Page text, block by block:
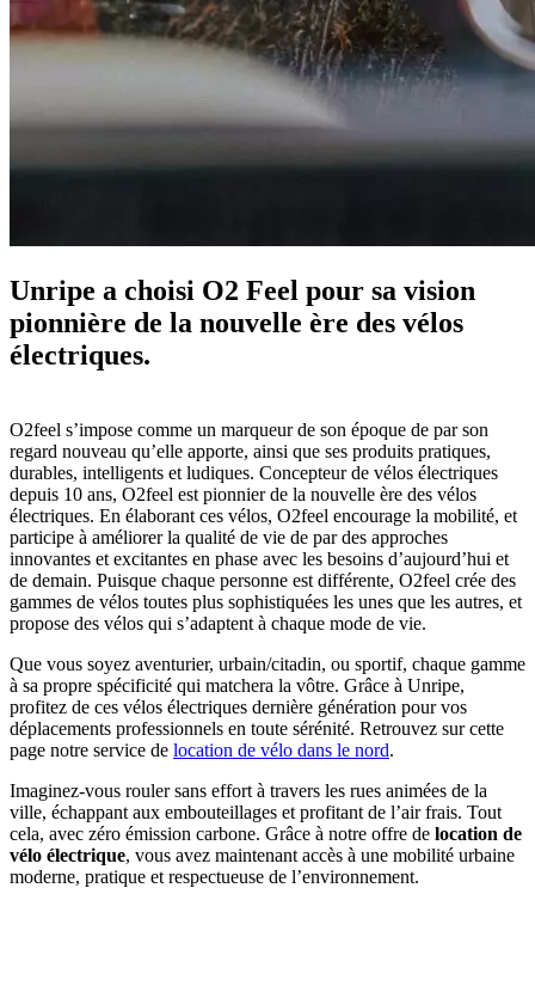
Unripe a choisi O2 Feel pour sa vision
pionnière de la nouvelle ère des vélos
électriques.
O2feel s’impose comme un marqueur de son époque de par son
regard nouveau qu’elle apporte, ainsi que ses produits pratiques,
durables, intelligents et ludiques. Concepteur de vélos électriques
depuis 10 ans, O2feel est pionnier de la nouvelle ère des vélos
électriques. En élaborant ces vélos, O2feel encourage la mobilité, et
participe à améliorer la qualité de vie de par des approches
innovantes et excitantes en phase avec les besoins d’aujourd’hui et
de demain. Puisque chaque personne est différente, O2feel crée des
gammes de vélos toutes plus sophistiquées les unes que les autres, et
propose des vélos qui s’adaptent à chaque mode de vie.
Que vous soyez aventurier, urbain/citadin, ou sportif, chaque gamme
à sa propre spécificité qui matchera la vôtre. Grâce à Unripe,
profitez de ces vélos électriques dernière génération pour vos
déplacements professionnels en toute sérénité. Retrouvez sur cette
page notre service de location de vélo dans le nord.
Imaginez-vous rouler sans effort à travers les rues animées de la
ville, échappant aux embouteillages et profitant de l’air frais. Tout
cela, avec zéro émission carbone. Grâce à notre offre de location de
vélo électrique, vous avez maintenant accès à une mobilité urbaine
moderne, pratique et respectueuse de l’environnement.